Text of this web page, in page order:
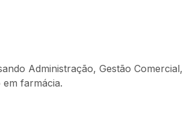
Administração, Gestão Comercial,
farmácia.